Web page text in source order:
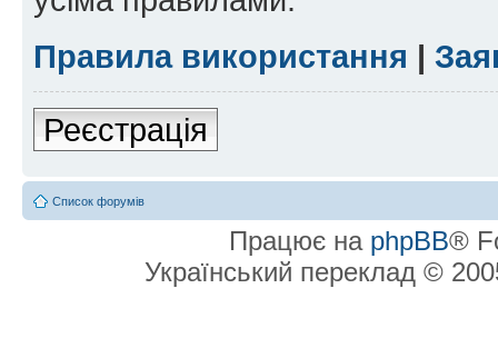
Правила використання |
Реєстрація
Список форумів
Працює на phpBB®
Український переклад ©